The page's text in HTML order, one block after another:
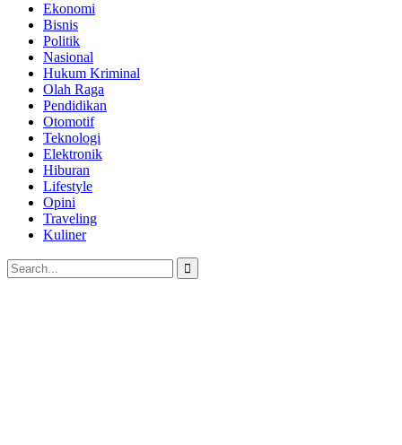
Ekonomi
Bisnis
Politik
Nasional
Hukum Kriminal
Olah Raga
Pendidikan
Otomotif
Teknologi
Elektronik
Hiburan
Lifestyle
Opini
Traveling
Kuliner